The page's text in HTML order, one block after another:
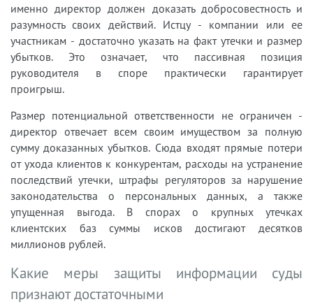
именно директор должен доказать добросовестность и
разумность своих действий. Истцу - компании или ее
участникам - достаточно указать на факт утечки и размер
убытков. Это означает, что пассивная позиция
руководителя в споре практически гарантирует
проигрыш.
Размер потенциальной ответственности не ограничен -
директор отвечает всем своим имуществом за полную
сумму доказанных убытков. Сюда входят прямые потери
от ухода клиентов к конкурентам, расходы на устранение
последствий утечки, штрафы регуляторов за нарушение
законодательства о персональных данных, а также
упущенная выгода. В спорах о крупных утечках
клиентских баз суммы исков достигают десятков
миллионов рублей.
Какие меры защиты информации суды
признают достаточными